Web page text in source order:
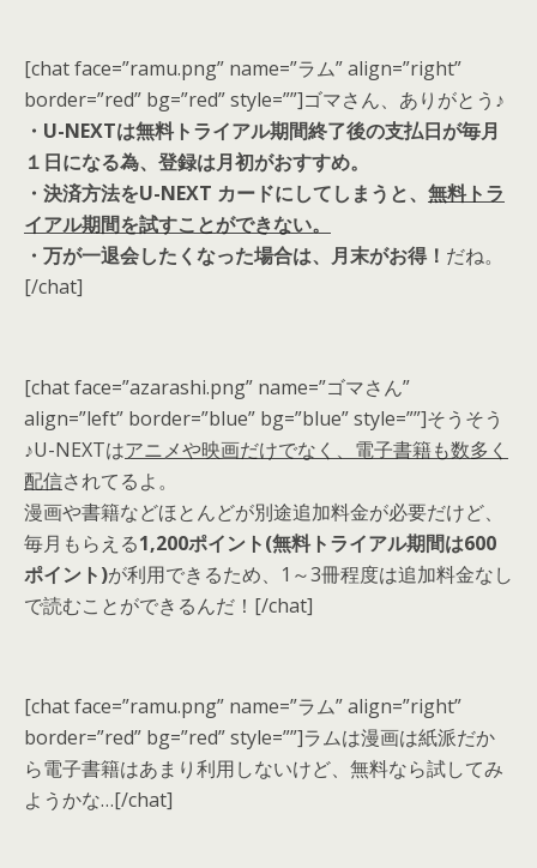
[chat face=”ramu.png” name=”ラム” align=”right”
border=”red” bg=”red” style=””]ゴマさん、ありがとう♪
・U-NEXTは無料トライアル期間終了後の支払日が毎月
１日になる為、 登録は月初がおすすめ。
・決済方法をU-NEXT カードにしてしまうと、 無料トラ
イアル期間を試すことができない。
・万が一退会したくなった場合は、 月末がお得！ だね。
[/chat]
[chat face=”azarashi.png” name=”ゴマさん”
align=”left” border=”blue” bg=”blue” style=””]そうそう
♪U-NEXTはアニメや映画だけでなく、電子書籍も数多く
配信されてるよ。
漫画や書籍などほとんどが別途追加料金が必要だけど、
毎月もらえる1,200ポイント(無料トライアル期間は600
ポイント)が利用できるため、 1～3冊程度は追加料金なし
で読むことができるんだ！ [/chat]
[chat face=”ramu.png” name=”ラム” align=”right”
border=”red” bg=”red” style=””]ラムは漫画は紙派だか
ら電子書籍はあまり利用しないけど、無料なら試してみ
ようかな…[/chat]